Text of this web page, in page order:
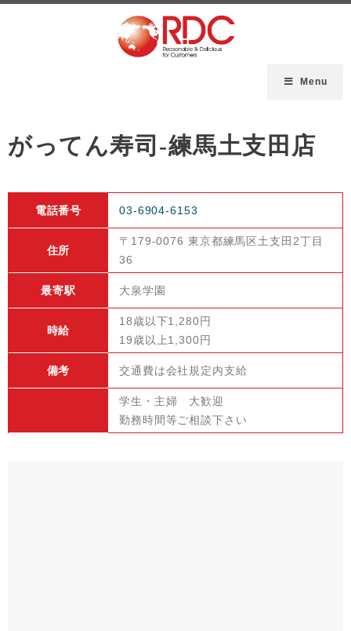
Menu
がってん寿司-練馬土支田店
電話番号 03-6904-6153
住所
〒179-0076 東京都練馬区土支田2丁目
36
最寄駅 大泉学園
時給
18歳以下1,280円
19歳以上1,300円
備考 交通費は会社規定内支給
学生・主婦 大歓迎
勤務時間等ご相談下さい